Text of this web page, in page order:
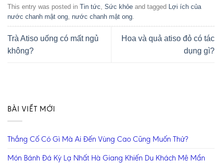
This entry was posted in Tin tức, Sức khỏe and tagged Lợi ích của
nước chanh mật ong, nước chanh mật ong.
Trà Atiso uống có mất ngủ
không?
Hoa và quả atiso đỏ có tác
dụng gì?
BÀI VIẾT MỚI
Thắng Cố Có Gì Mà Ai Đến Vùng Cao Cũng Muốn Thử?
Món Bánh Đá Kỳ Lạ Nhất Hà Giang Khiến Du Khách Mê Mẩn